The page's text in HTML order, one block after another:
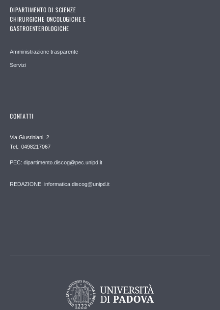
DIPARTIMENTO DI SCIENZE
CHIRURGICHE ONCOLOGICHE E
GASTROENTEROLOGICHE
Amministrazione trasparente
Servizi
CONTATTI
Via Giustiniani, 2
Tel.: 0498217067
PEC: dipartimento.discog@pec.unipd.it
REDAZIONE: informatica.discog@unipd.it